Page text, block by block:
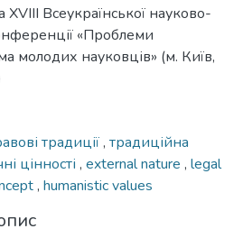
XVIII Всеукраїнської науково-
«Проблеми
молодих науковців» (м. Київ,
традиції, традиційна
цінності , external nature , legal
, humanistic values